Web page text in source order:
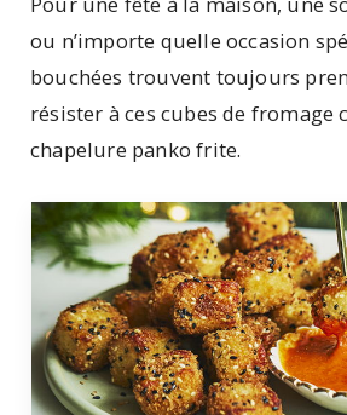
ou n’importe quelle occasion
bouchées trouvent toujours
résister à ces cubes de fromage
chapelure panko frite.